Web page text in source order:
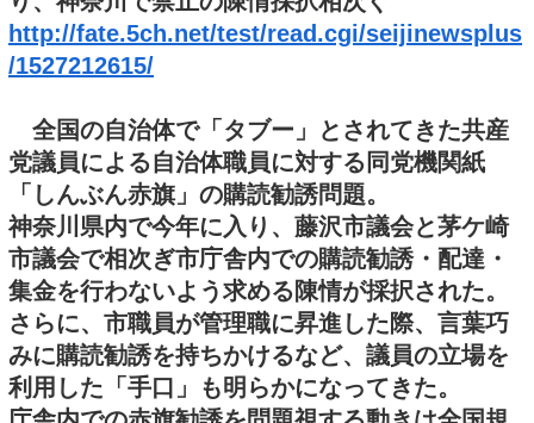
http://fate.5ch.net/test/read.cgi/seijinewsplus
/1527212615/
全国の自治体で「タブー」とされてきた共産
党議員による自治体職員に対する同党機関紙
「しんぶん赤旗」の購読勧誘問題。
神奈川県内で今年に入り、藤沢市議会と茅ケ崎
市議会で相次ぎ市庁舎内での購読勧誘・配達・
集金を行わないよう求める陳情が採択された。
さらに、市職員が管理職に昇進した際、言葉巧
みに購読勧誘を持ちかけるなど、議員の立場を
利用した「手口」も明らかになってきた。